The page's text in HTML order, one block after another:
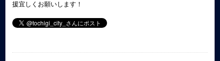
援宜しくお願いします！